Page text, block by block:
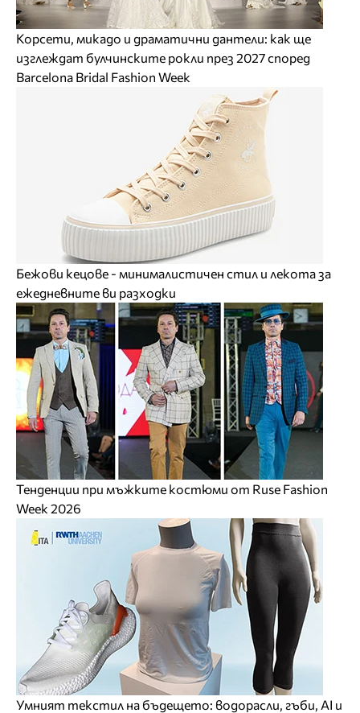
Корсети, микадо и драматични дантели: как ще
изглеждат булчинските рокли през 2027 според
Barcelona Bridal Fashion Week
Бежови кецове - минималистичен стил и лекота за
ежедневните ви разходки
Тенденции при мъжките костюми от Ruse Fashion
Week 2026
Умният текстил на бъдещето: водорасли, гъби, AI и